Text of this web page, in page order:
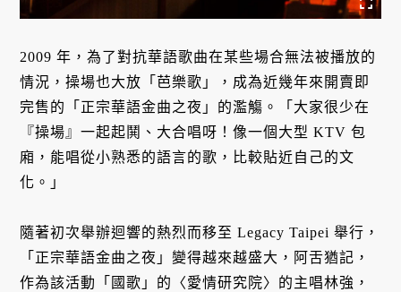
2009 年，為了對抗華語歌曲在某些場合無法被播放的
情況，操場也大放「芭樂歌」，成為近幾年來開賣即
完售的「正宗華語金曲之夜」的濫觴。「大家很少在
『操場』一起起鬨、大合唱呀！像一個大型 KTV 包
廂，能唱從小熟悉的語言的歌，比較貼近自己的文
化。」
隨著初次舉辦迴響的熱烈而移至 Legacy Taipei 舉行，
「正宗華語金曲之夜」變得越來越盛大，阿舌猶記，
作為該活動「國歌」的〈愛情研究院〉的主唱林強，